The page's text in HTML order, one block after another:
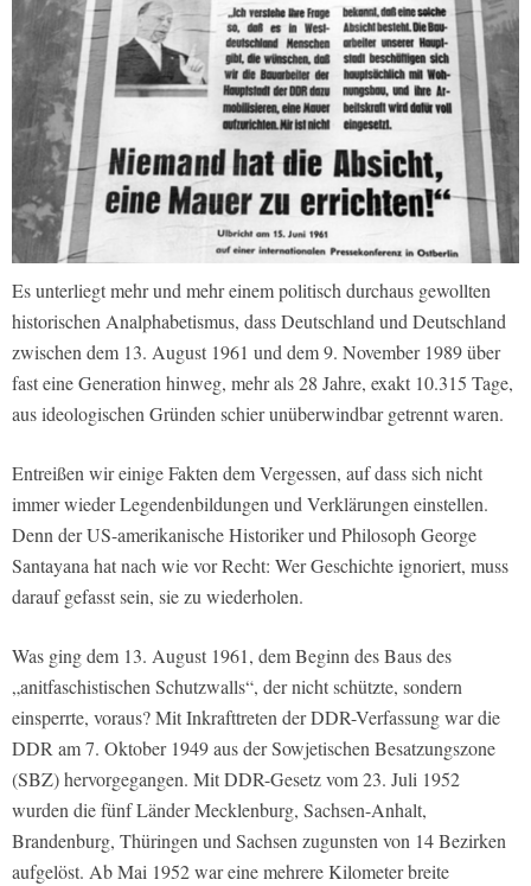
Es unterliegt mehr und mehr einem politisch durchaus gewollten
historischen Analphabetismus, dass Deutschland und Deutschland
zwischen dem 13. August 1961 und dem 9. November 1989 über
fast eine Generation hinweg, mehr als 28 Jahre, exakt 10.315 Tage,
aus ideologischen Gründen schier unüberwindbar getrennt waren.
Entreißen wir einige Fakten dem Vergessen, auf dass sich nicht
immer wieder Legendenbildungen und Verklärungen einstellen.
Denn der US-amerikanische Historiker und Philosoph George
Santayana hat nach wie vor Recht: Wer Geschichte ignoriert, muss
darauf gefasst sein, sie zu wiederholen.
Was ging dem 13. August 1961, dem Beginn des Baus des
„anitfaschistischen Schutzwalls“, der nicht schützte, sondern
einsperrte, voraus? Mit Inkrafttreten der DDR-Verfassung war die
DDR am 7. Oktober 1949 aus der Sowjetischen Besatzungszone
(SBZ) hervorgegangen. Mit DDR-Gesetz vom 23. Juli 1952
wurden die fünf Länder Mecklenburg, Sachsen-Anhalt,
Brandenburg, Thüringen und Sachsen zugunsten von 14 Bezirken
aufgelöst. Ab Mai 1952 war eine mehrere Kilometer breite